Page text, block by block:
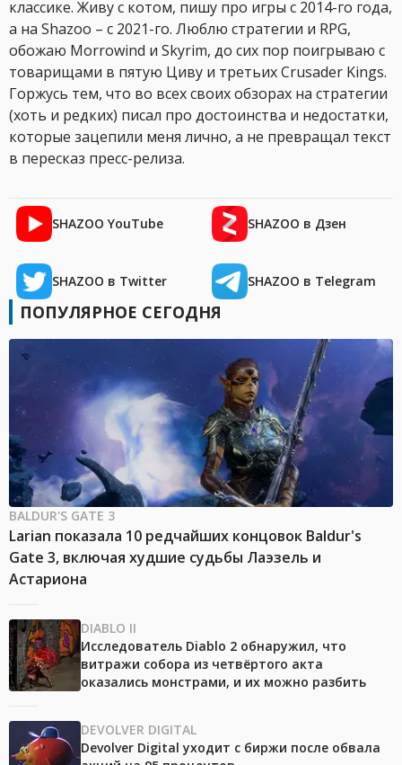
классике. Живу с котом, пишу про игры с 2014-го года,
а на Shazoo – с 2021-го. Люблю стратегии и RPG,
обожаю Morrowind и Skyrim, до сих пор поигрываю с
товарищами в пятую Циву и третьих Crusader Kings.
Горжусь тем, что во всех своих обзорах на стратегии
(хоть и редких) писал про достоинства и недостатки,
которые зацепили меня лично, а не превращал текст
в пересказ пресс-релиза.
SHAZOO YouTube SHAZOO в Дзен
SHAZOO в Twitter SHAZOO в Telegram
ПОПУЛЯРНОЕ СЕГОДНЯ
BALDUR'S GATE 3
Larian показала 10 редчайших концовок Baldur's
Gate 3, включая худшие судьбы Лаэзель и
Астариона
DIABLO II
Исследователь Diablo 2 обнаружил, что
витражи собора из четвёртого акта
оказались монстрами, и их можно разбить
DEVOLVER DIGITAL
Devolver Digital уходит с биржи после обвала